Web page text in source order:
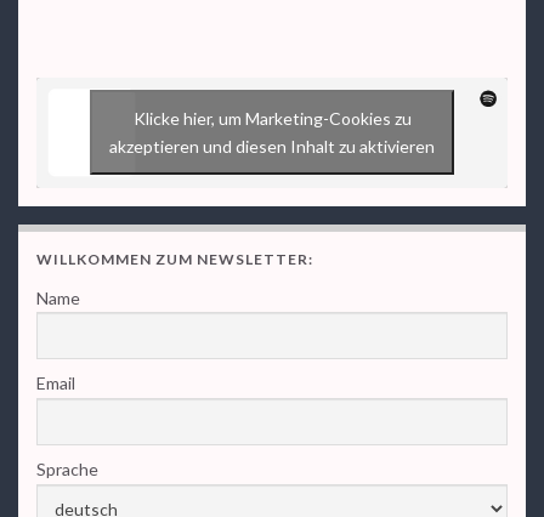
Klicke hier, um Marketing-Cookies zu
akzeptieren und diesen Inhalt zu aktivieren
WILLKOMMEN ZUM NEWSLETTER:
Name
Email
Sprache